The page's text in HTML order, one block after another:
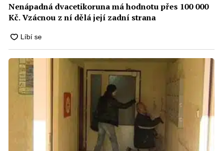
Nenápadná dvacetikoruna má hodnotu přes 100 000
Kč. Vzácnou z ní dělá její zadní strana